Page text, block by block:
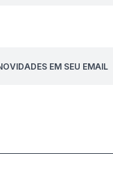
EM SEU EMAIL